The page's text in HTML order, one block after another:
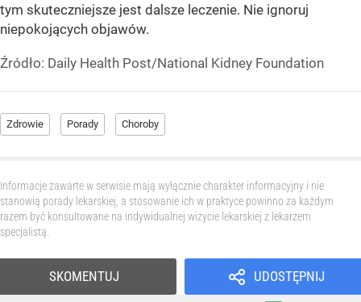
tym skuteczniejsze jest dalsze leczenie. Nie ignoruj
niepokojących objawów.
Źródło: Daily Health Post/National Kidney Foundation
Zdrowie Porady Choroby
Informacje zawarte w serwisie mają wyłącznie charakter informacyjny i nie
stanowią porady lekarskiej, a stosowanie ich w praktyce powinno za każdym
razem być konsultowane na indywidualnej wizycie lekarskiej z lekarzem
specjalistą.
UDOSTĘPNIJ
SKOMENTUJ